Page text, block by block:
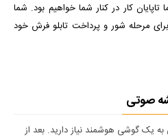
تاپایان کار در کنار شما خواهیم بود. شما
مرحله شور و پرداخت تابلو فرش خود
صوتی
یک گوشی هوشمند نیاز دارید. بعد از